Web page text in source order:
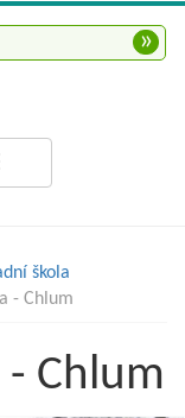
»
škola
- Chlum
- Chlum